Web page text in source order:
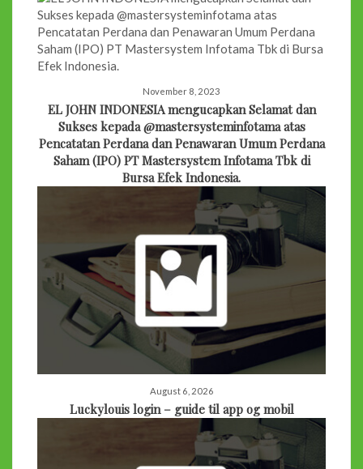
November 8, 2023
EL JOHN INDONESIA mengucapkan Selamat dan
Sukses kepada @mastersysteminfotama atas
Pencatatan Perdana dan Penawaran Umum Perdana
Saham (IPO) PT Mastersystem Infotama Tbk di
Bursa Efek Indonesia.
August 6, 2026
Luckylouis login – guide til app og mobil